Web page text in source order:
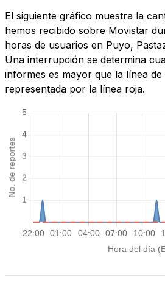
El siguiente gráfico muestra la
hemos recibido sobre Movistar
horas de usuarios en Puyo,
Una interrupción se determina
informes es mayor que la línea
representada por la línea roja.